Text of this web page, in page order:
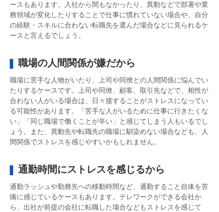
ースもあります。入社から間もなかったり、異動などで部署や業
務領域が変化したりすることで仕事に慣れていない場合や、自分
の経験・スキルに合わない転職先を選んだ場合などに見られるケ
ースと言えるでしょう。
職場の人間関係が嫌だから
職場に苦手な人物がいたり、上司や同僚との人間関係に悩んでい
たりするケースです。上司や同僚、顧客、取引先などで、相性が
合わない人がいる場合は、日々接することがストレスになってい
る可能性があります。「苦手な人がいるために仕事に行きたくな
い」「同じ職場で働くことが辛い」と感じてしまう人もいるでし
ょう。また、異動先や転職先の職場に馴染めない場合なども、人
間関係でストレスを感じやすいかもしれません。
通勤時間にストレスを感じるから
通勤ラッシュや勤務先への移動時間など、通勤すること自体を苦
痛に感じているケースもあります。テレワークができる会社か
ら、出社が前提の会社に転職した場合などもストレスを感じて